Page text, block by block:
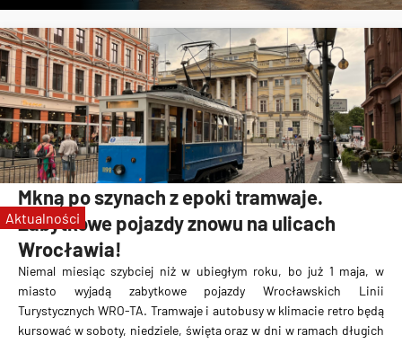
MPK Wrocław
zabytkowe tramwaje
KSTM
zabytkowe autobusy
WRO-TA
Mkną po szynach z epoki tramwaje.
Zabytkowe pojazdy znowu na ulicach
Wrocławia!
Niemal miesiąc szybciej niż w ubiegłym roku, bo już 1 maja, w
miasto wyjadą zabytkowe pojazdy Wrocławskich Linii
Turystycznych WRO-TA. Tramwaje i autobusy w klimacie retro będą
kursować w soboty, niedziele, święta oraz w dni w ramach długich
Aktualności